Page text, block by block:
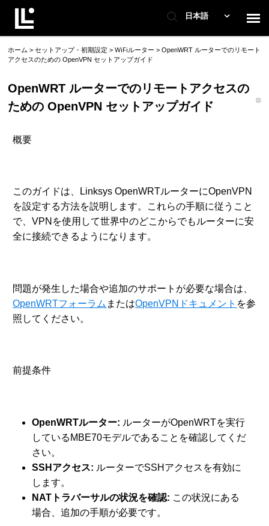
日本語
製品紹介
お問い合わせ
ホーム >セットアップ・初期設定>WiFiルーター>OpenWRT ルーターでのリモート
アクセスのための OpenVPN セットアップガイド
OpenWRT ルーターでのリモートアクセスの
ための OpenVPN セットアップガイド
概要
このガイドは、Linksys OpenWRTルーターにOpenVPN
を設定する方法を説明します。これらの手順に従うこと
で、VPNを使用して世界中のどこからでもルーターに安
全に接続できるようになります。
問題が発生した場合や追加のサポートが必要な場合は、
OpenWRTフォーラム またはOpenVPNドキュメント を参
照してください。
前提条件
OpenWRTルーター: ルーターがOpenWRTを実行
しているMBE70モデルであることを確認してくだ
さい。
SSHアクセス: ルーターでSSHアクセスを有効に
します。
NATトラバーサルの状況を確認: この状況にある
場合、追加の手順が必要です。